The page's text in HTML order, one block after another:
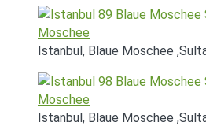
Istanbul, Blaue Moschee
Istanbul, Blaue Moschee